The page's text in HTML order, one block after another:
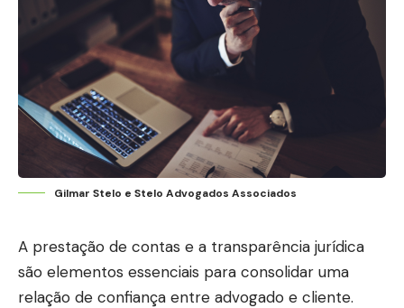
Gilmar Stelo e Stelo Advogados Associados
A prestação de contas e a transparência jurídica
são elementos essenciais para consolidar uma
relação de confiança entre advogado e cliente.